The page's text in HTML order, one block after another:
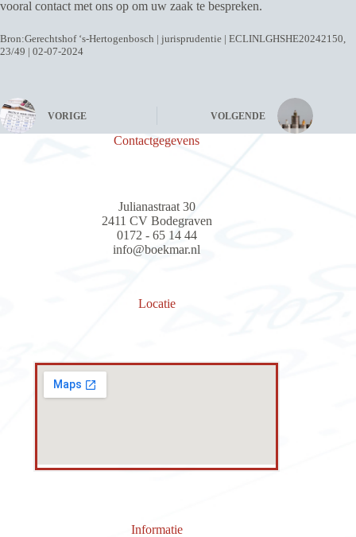
vooral contact met ons op om uw zaak te bespreken.
Bron:Gerechtshof ‘s-Hertogenbosch | jurisprudentie | ECLINLGHSHE20242150,
23/49 | 02-07-2024
VORIGE VOLGENDE
Contactgegevens
Julianastraat 30
2411 CV Bodegraven
0172 - 65 14 44
info@boekmar.nl
Locatie
Informatie